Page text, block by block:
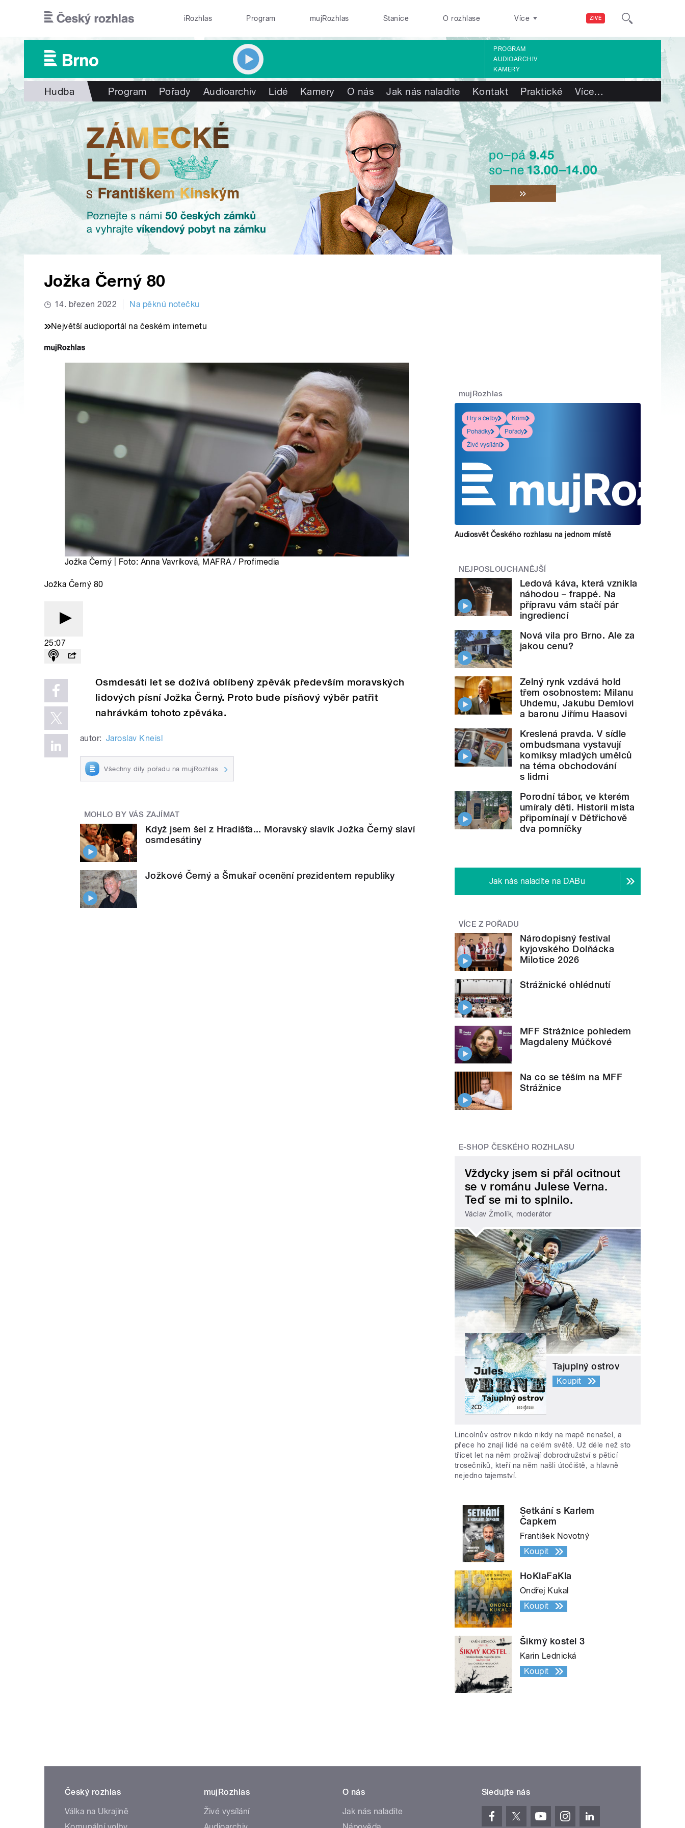
ŽIVĚ
iRozhlas Program mujRozhlas Stanice O rozhlase Více
PROGRAM
AUDIOARCHIV
KAMERY
Hudba Program Pořady Audioarchiv Lidé Kamery O nás Jak nás naladíte Kontakt Praktické Více…
Jožka Černý 80
14. březen 2022 Na pěknú notečku
Největší audioportál na českém internetu
Jožka Černý | Foto: Anna Vavríková, MAFRA / Profimedia
Jožka Černý 80
25:07
Osmdesáti let se dožívá oblíbený zpěvák především moravských
lidových písní Jožka Černý. Proto bude písňový výběr patřit
nahrávkám tohoto zpěváka.
autor: Jaroslav Kneisl
Všechny díly pořadu na mujRozhlas
MOHLO BY VÁS ZAJÍMAT
Když jsem šel z Hradišťa... Moravský slavík Jožka Černý slaví
osmdesátiny
Jožkové Černý a Šmukař ocenění prezidentem republiky
mujRozhlas
Hry a četby
Krimi
Pohádky
Pořady
Živé vysílání
Audiosvět Českého rozhlasu na jednom místě
NEJPOSLOUCHANĚJŠÍ
Ledová káva, která vznikla
náhodou – frappé. Na
přípravu vám stačí pár
ingrediencí
Nová vila pro Brno. Ale za
jakou cenu?
Zelný rynk vzdává hold
třem osobnostem: Milanu
Uhdemu, Jakubu Demlovi
a baronu Jiřímu Haasovi
Kreslená pravda. V sídle
ombudsmana vystavují
komiksy mladých umělců
na téma obchodování
s lidmi
Porodní tábor, ve kterém
umíraly děti. Historii místa
připomínají v Dětřichově
dva pomníčky
Jak nás naladíte na DABu
VÍCE Z POŘADU
Národopisný festival
kyjovského Dolňácka
Milotice 2026
Strážnické ohlédnutí
MFF Strážnice pohledem
Magdaleny Múčkové
Na co se těším na MFF
Strážnice
E-SHOP ČESKÉHO ROZHLASU
Vždycky jsem si přál ocitnout
se v románu Julese Verna.
Teď se mi to splnilo.
Václav Žmolík, moderátor
Tajuplný ostrov
Koupit
Lincolnův ostrov nikdo nikdy na mapě nenašel, a
přece ho znají lidé na celém světě. Už déle než sto
třicet let na něm prožívají dobrodružství s pěticí
trosečníků, kteří na něm našli útočiště, a hlavně
nejedno tajemství.
Setkání s Karlem
Čapkem
František Novotný
Koupit
HoKlaFaKla
Ondřej Kukal
Koupit
Šikmý kostel 3
Karin Lednická
Koupit
Český rozhlas
Válka na Ukrajině
mujRozhlas
Živé vysílání
O nás
Jak nás naladíte
Sledujte nás